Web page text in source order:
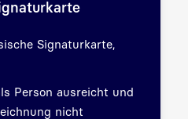
Signaturkarte,
Person ausreicht und
nicht